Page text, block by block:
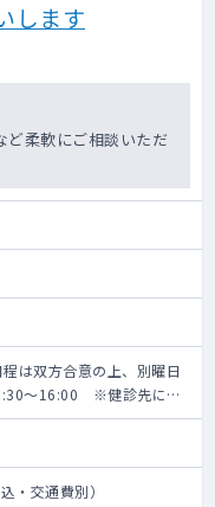
します
柔軟にご相談いただ
は双方合意の上、別曜日
～16:00 ※健診先によ
・交通費別）